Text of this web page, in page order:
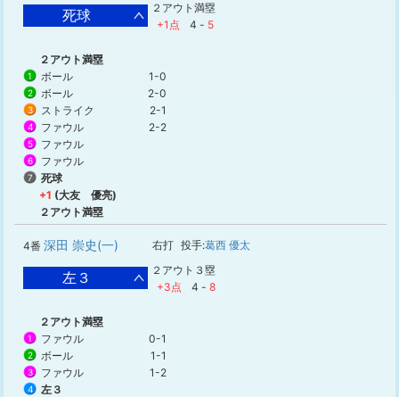
死球
２アウト満塁
+1点
4 - 5
２アウト満塁
1 ボール 1-0
2 ボール 2-0
3 ストライク 2-1
4 ファウル 2-2
5 ファウル
6 ファウル
7
死球
+1 (大友 優亮)
２アウト満塁
4番 深田 崇史(一) 右打 投手:葛西 優太
左３
２アウト３塁
+3点
4 - 8
２アウト満塁
1 ファウル 0-1
2 ボール 1-1
3 ファウル 1-2
4
左３